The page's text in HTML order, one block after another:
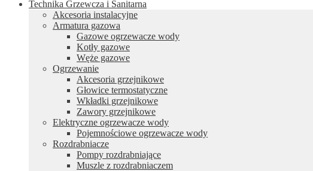
Technika Grzewcza i Sanitarna
Akcesoria instalacyjne
Armatura gazowa
Gazowe ogrzewacze wody
Kotły gazowe
Węże gazowe
Ogrzewanie
Akcesoria grzejnikowe
Głowice termostatyczne
Wkładki grzejnikowe
Zawory grzejnikowe
Elektryczne ogrzewacze wody
Pojemnościowe ogrzewacze wody
Rozdrabniacze
Pompy rozdrabniające
Muszle z rozdrabniaczem